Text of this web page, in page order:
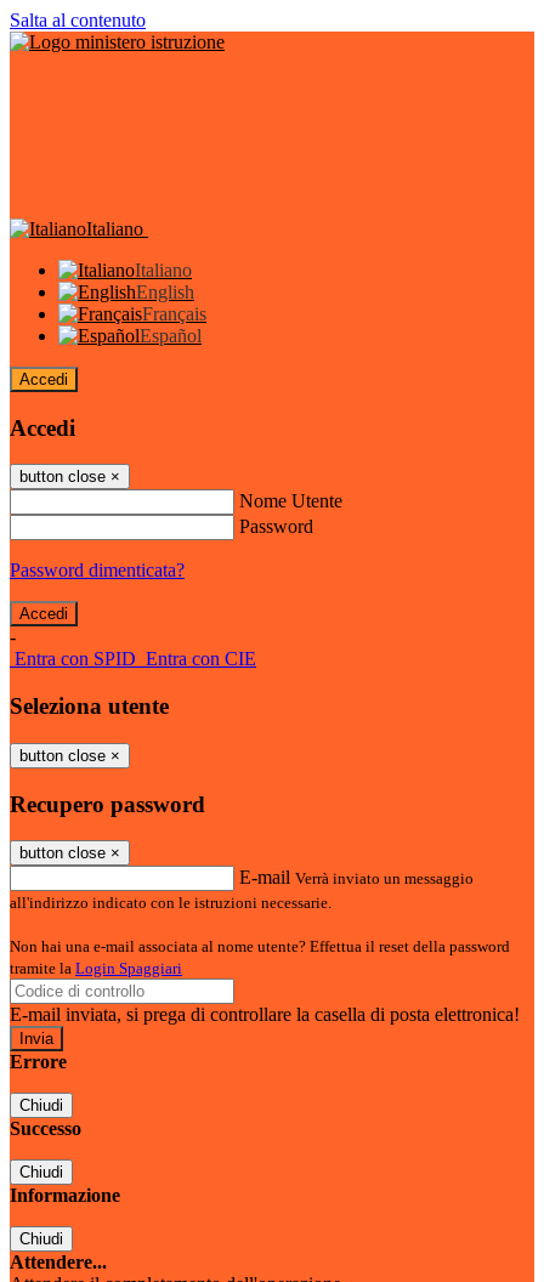
Salta al contenuto
Italiano
Italiano
English
Français
Español
Accedi
Accedi
button close ×
Nome Utente
Password
Password dimenticata?
-
Entra con SPID Entra con CIE
Seleziona utente
button close ×
Recupero password
button close ×
E-mail Verrà inviato un messaggio
all'indirizzo indicato con le istruzioni necessarie.
Non hai una e-mail associata al nome utente? Effettua il reset della password
tramite la Login Spaggiari
E-mail inviata, si prega di controllare la casella di posta elettronica!
Errore
Chiudi
Successo
Chiudi
Informazione
Chiudi
Attendere...